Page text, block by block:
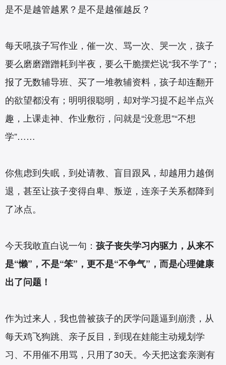
是不是越管越累？是不是越催越反？
每天吼孩子写作业，催一次、骂一次、哭一次，孩子
要么磨磨蹭蹭耗到半夜，要么干脆摆烂说“我不学了”；
报了无数辅导班、买了一堆教辅资料，孩子却连翻开
的欲望都没有；明明很聪明，却对学习提不起半点兴
趣，上课走神、作业敷衍，问就是“没意思”“不想
学”……
你焦虑到失眠，到处请教、盲目跟风，却越用力越倒
退，甚至让孩子变得自卑、叛逆，连亲子关系都降到
了冰点。
今天我敢直白说一句： 孩子丧失学习内驱力，从来不
是“懒”，不是“笨”，更不是“不争气”，而是心理健康
出了问题！
作为过来人，我也曾被孩子的厌学问题逼到崩溃，从
每天鸡飞狗跳、亲子反目，到现在娃能主动规划学
习、不用催不用骂，只用了30天。今天把这套亲测有